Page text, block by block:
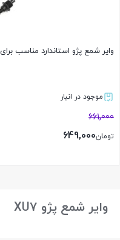
وایر شمع پژو استاندارد مناسب برای XU7 و 1800
موجود در انبار
661,000
تومان649,000
وایر شمع پژو XU7